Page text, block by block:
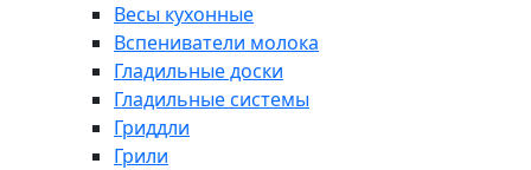
Весы кухонные
Вспениватели молока
Гладильные доски
Гладильные системы
Гриддли
Грили